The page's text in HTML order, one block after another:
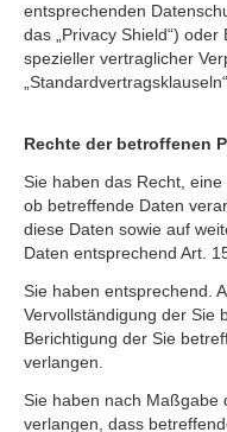
entsprechenden
das „Privacy Shield“)
spezieller vertraglicher
Rechte der betroffenen
Sie haben das Recht,
ob betreffende Daten
diese Daten sowie auf
Daten entsprechend Art.
Sie haben entsprechend.
Vervollständigung der Sie
Berichtigung der Sie
verlangen.
Sie haben nach Maßgabe
verlangen, dass